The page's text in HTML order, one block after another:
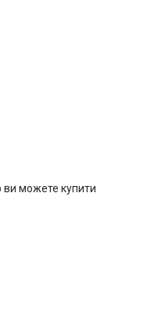
ви можете купити